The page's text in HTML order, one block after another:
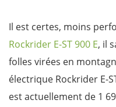
Il est certes, moins
Rockrider E-ST 900 E, il
folles virées en
électrique Rockrider E-
est actuellement de 1